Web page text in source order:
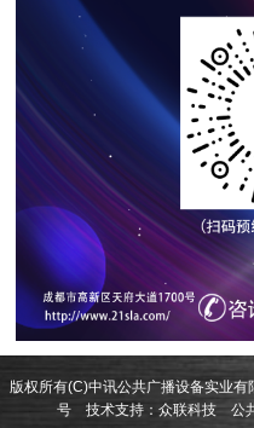
版权所有(C)中讯公共广播设备实业
号 技术支持： 众联科技 公